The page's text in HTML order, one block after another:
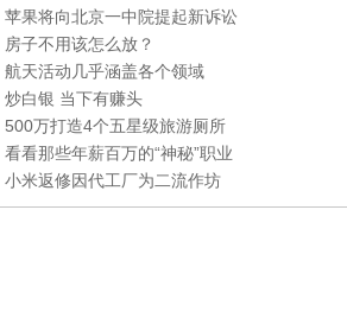
苹果将向北京一中院提起新诉讼
房子不用该怎么放？
航天活动几乎涵盖各个领域
炒白银 当下有赚头
500万打造4个五星级旅游厕所
看看那些年薪百万的“神秘”职业
小米返修因代工厂为二流作坊